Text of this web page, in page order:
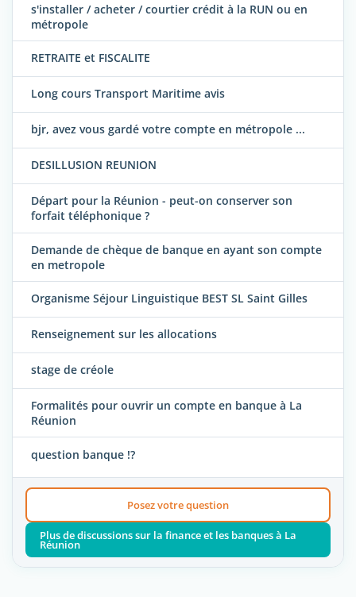
s'installer / acheter / courtier crédit à la RUN ou en
métropole
RETRAITE et FISCALITE
Long cours Transport Maritime avis
bjr, avez vous gardé votre compte en métropole ...
DESILLUSION REUNION
Départ pour la Réunion - peut-on conserver son
forfait téléphonique ?
Demande de chèque de banque en ayant son compte
en metropole
Organisme Séjour Linguistique BEST SL Saint Gilles
Renseignement sur les allocations
stage de créole
Formalités pour ouvrir un compte en banque à La
Réunion
question banque !?
Posez votre question
Plus de discussions sur la finance et les banques à La
Réunion